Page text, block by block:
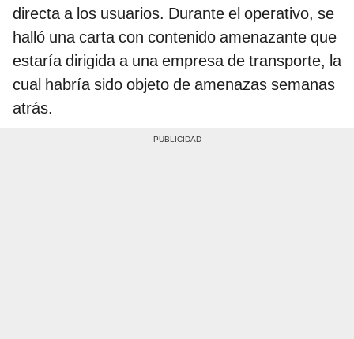
directa a los usuarios. Durante el operativo, se
halló una carta con contenido amenazante que
estaría dirigida a una empresa de transporte, la
cual habría sido objeto de amenazas semanas
atrás.